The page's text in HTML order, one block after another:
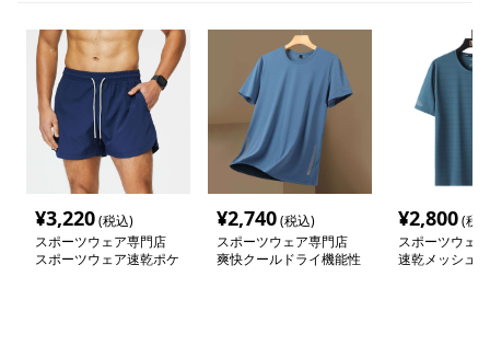
¥3,220(税込)
スポーツウェア専門店
スポーツウェア速乾ポケ
¥2,740(税込)
スポーツウェア専門店
爽快クールドライ機能性
¥2,800(税
スポーツウェ
速乾メッシュ